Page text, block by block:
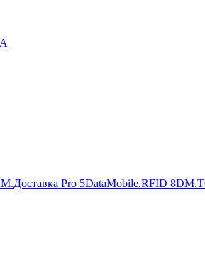
Pro 5DataMobile.RFID 8